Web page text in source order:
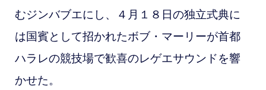
むジンバブエにし、４月１８日の独立式典に
は国賓として招かれたボブ・マーリーが首都
ハラレの競技場で歓喜のレゲエサウンドを響
かせた。